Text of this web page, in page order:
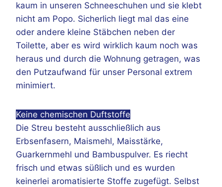
kaum in unseren Schneeschuhen und sie klebt
nicht am Popo. Sicherlich liegt mal das eine
oder andere kleine Stäbchen neben der
Toilette, aber es wird wirklich kaum noch was
heraus und durch die Wohnung getragen, was
den Putzaufwand für unser Personal extrem
minimiert.
Keine chemischen Duftstoffe
Die Streu besteht ausschließlich aus
Erbsenfasern, Maismehl, Maisstärke,
Guarkernmehl und Bambuspulver. Es riecht
frisch und etwas süßlich und es wurden
keinerlei aromatisierte Stoffe zugefügt. Selbst